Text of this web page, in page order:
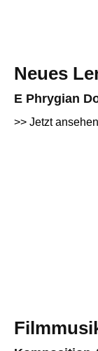
Neues
E Phrygian
>> Jetzt